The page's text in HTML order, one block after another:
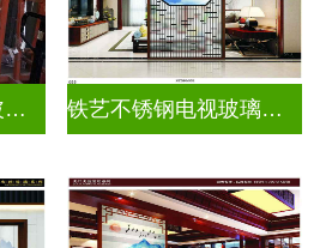
定制钢化夹丝电视玻璃背景墙 铁艺不锈钢电视玻璃背景墙